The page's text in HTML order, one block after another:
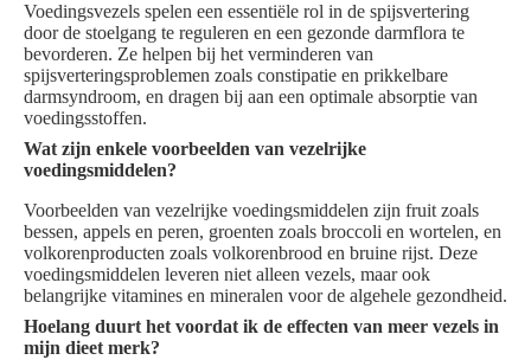
Voedingsvezels spelen een essentiële rol in de spijsvertering
door de stoelgang te reguleren en een gezonde darmflora te
bevorderen. Ze helpen bij het verminderen van
spijsverteringsproblemen zoals constipatie en prikkelbare
darmsyndroom, en dragen bij aan een optimale absorptie van
voedingsstoffen.
Wat zijn enkele voorbeelden van vezelrijke
voedingsmiddelen?
Voorbeelden van vezelrijke voedingsmiddelen zijn fruit zoals
bessen, appels en peren, groenten zoals broccoli en wortelen, en
volkorenproducten zoals volkorenbrood en bruine rijst. Deze
voedingsmiddelen leveren niet alleen vezels, maar ook
belangrijke vitamines en mineralen voor de algehele gezondheid.
Hoelang duurt het voordat ik de effecten van meer vezels in
mijn dieet merk?